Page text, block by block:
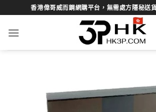
to
content
香港偉哥威而鋼網購平台，無需處方隱秘送